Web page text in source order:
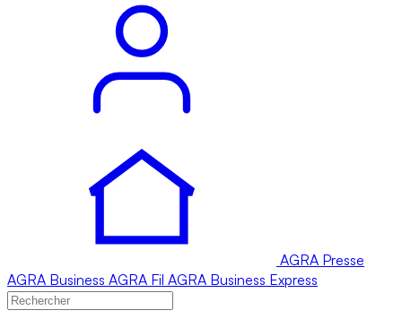
AGRA Presse
AGRA Business AGRA Fil AGRA Business Express